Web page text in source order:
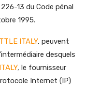
13 du Code pénal
1995.
ITALY, peuvent
desquels
, le fournisseur
Internet (IP)